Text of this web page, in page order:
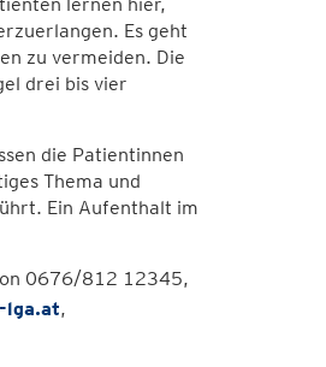
Es geht
zu vermeiden. Die
drei bis vier
die Patientinnen
Thema und
Ein Aufenthalt im
0676/812 12345,
lga.at,